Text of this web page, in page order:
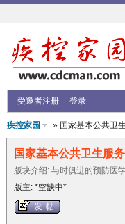
受邀者注册 登录
疾控家园 » 国家基本公共卫
国家基本公共卫生服务
版块介绍: 与时俱进的预防医
版主: *空缺中*
发帖